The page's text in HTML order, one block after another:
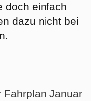
doch einfach
dazu nicht bei
Fahrplan Januar